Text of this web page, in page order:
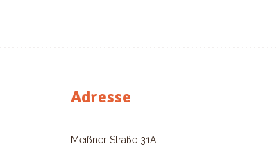
Adresse
Meißner Straße 31A